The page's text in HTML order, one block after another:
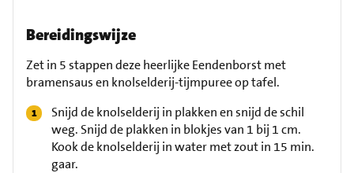
Bereidingswijze
Zet in 5 stappen deze heerlijke Eendenborst met
bramensaus en knolselderij-tijmpuree op tafel.
Snijd de knolselderij in plakken en snijd de schil
weg. Snijd de plakken in blokjes van 1 bij 1 cm.
Kook de knolselderij in water met zout in 15 min.
gaar.